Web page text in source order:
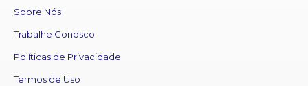
Sobre Nós
Trabalhe Conosco
Políticas de Privacidade
Termos de Uso